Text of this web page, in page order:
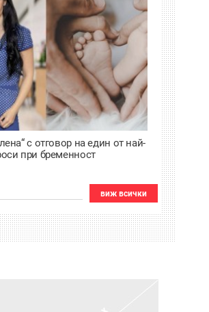
с отговор на един от най-
при бременност
виж всички